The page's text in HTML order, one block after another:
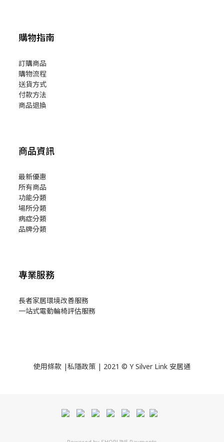
購物指南
訂購商品
購物流程
送貨方式
付款方法
商品退換
商品資訊
最新優惠
所有商品
功能分類
場所分類
病症分類
品牌分類
專業服務
長者家居環境改善服務
一站式電動輪椅評估服務
使用條款 |私隱政策 | 2021 © Y Silver Link 安居通